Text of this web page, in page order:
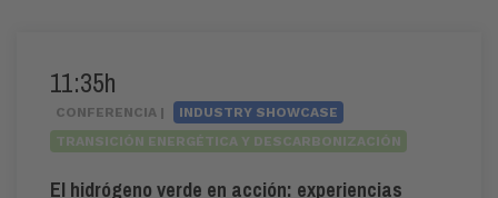
11:35h
CONFERENCIA |
INDUSTRY SHOWCASE
TRANSICIÓN ENERGÉTICA Y DESCARBONIZACIÓN
El hidrógeno verde en acción: experiencias